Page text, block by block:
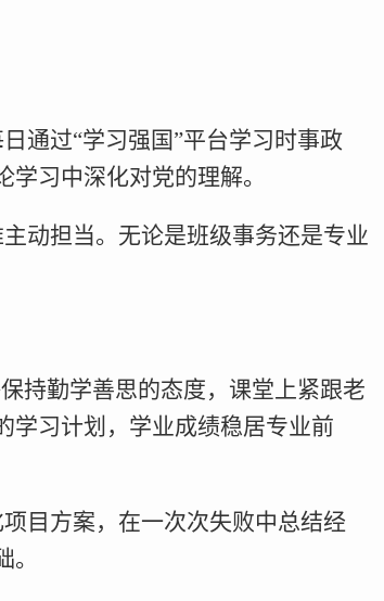
通过“学习强国”平台学习时事政
习中深化对党的理解。
动担当。无论是班级事务还是专业
持勤学善思的态度，课堂上紧跟老
学习计划，学业成绩稳居专业前
目方案，在一次次失败中总结经